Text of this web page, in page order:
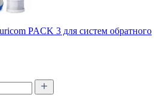
PACK 3 для систем обратного